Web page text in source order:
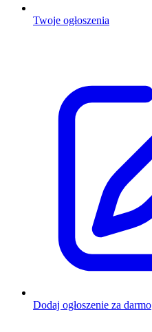
Twoje ogłoszenia
Dodaj ogłoszenie za darmo